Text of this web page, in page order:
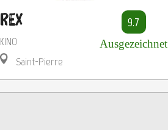
Rex
KINO
Saint-Pierre
9.7
Ausgezeichnet